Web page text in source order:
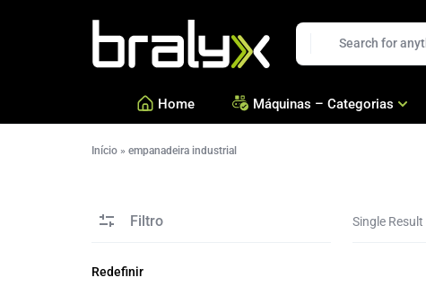
Home Máquinas – Categorias
Esfihas, Pastéis e Massa
Início » empanadeira industrial
Single Result
Filtro